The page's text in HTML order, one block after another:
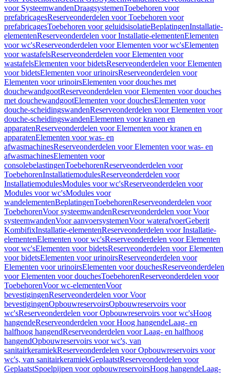
voor SysteemwandenDraagsystemenToebehoren voor
prefabricagesReserveonderdelen voor Toebehoren voor
prefabricagesToebehoren voor geluidsisolatieBeplatingenInstallatie-
elementenReserveonderdelen voor Installatie-elementenElementen
voor wc'sReserveonderdelen voor Elementen voor wc'sElementen
voor wastafelsReserveonderdelen voor Elementen voor
wastafelsElementen voor bidetsReserveonderdelen voor Elementen
voor bidetsElementen voor urinoirsReserveonderdelen voor
Elementen voor urinoirsElementen voor douches met
douchewandgootReserveonderdelen voor Elementen voor douches
met douchewandgootElementen voor douchesElementen voor
douche-scheidingswandenReserveonderdelen voor Elementen voor
douche-scheidingswandenElementen voor kranen en
apparatenReserveonderdelen voor Elementen voor kranen en
apparatenElementen voor was- en
afwasmachinesReserveonderdelen voor Elementen voor was- en
afwasmachinesElementen voor
consolebelastingenToebehorenReserveonderdelen voor
ToebehorenInstallatiemodulesReserveonderdelen voor
InstallatiemodulesModules voor wc'sReserveonderdelen voor
Modules voor wc'sModules voor
wandelementenBeplatingenToebehorenReserveonderdelen voor
ToebehorenVoor systeemwandenReserveonderdelen voor Voor
systeemwandenVoor aanvoersystemenVoor waterafvoerGeberit
KombifixInstallatie-elementenReserveonderdelen voor Installatie-
elementenElementen voor wc'sReserveonderdelen voor Elementen
voor wc'sElementen voor bidetsReserveonderdelen voor Elementen
voor bidetsElementen voor urinoirsReserveonderdelen voor
Elementen voor urinoirsElementen voor douchesReserveonderdelen
voor Elementen voor douchesToebehorenReserveonderdelen voor
ToebehorenVoor wc-elementenVoor
bevestigingenReserveonderdelen voor Voor
bevestigingenOpbouwreservoirsOpbouwreservoirs voor
wc'sReserveonderdelen voor Opbouwreservoirs voor wc'sHoog
hangendeReserveonderdelen voor Hoog hangendeLaag- en
halfhoog hangendReserveonderdelen voor Laag- en halfhoog
hangendOpbouwreservoirs voor wc's, van
sanitairkeramiekReserveonderdelen voor Opbouwreservoirs voor
wc's, van sanitairkeramiekGeplaatstReserveonderdelen voor
GeplaatstSpoelpijpen voor opbouwreservoirsHoog hangendeLaag-